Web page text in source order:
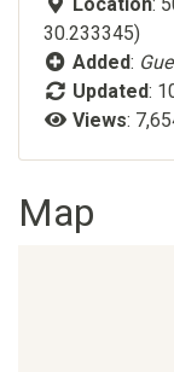
30.233345)
Added:
Updated:
Views:
Map